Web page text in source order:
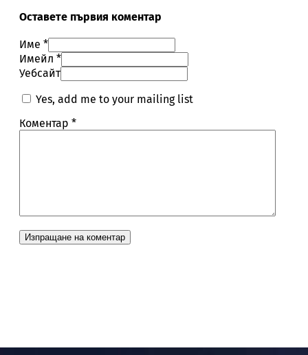
Оставете първия коментар
Име *
Имейл *
Уебсайт
Yes, add me to your mailing list
Коментар *